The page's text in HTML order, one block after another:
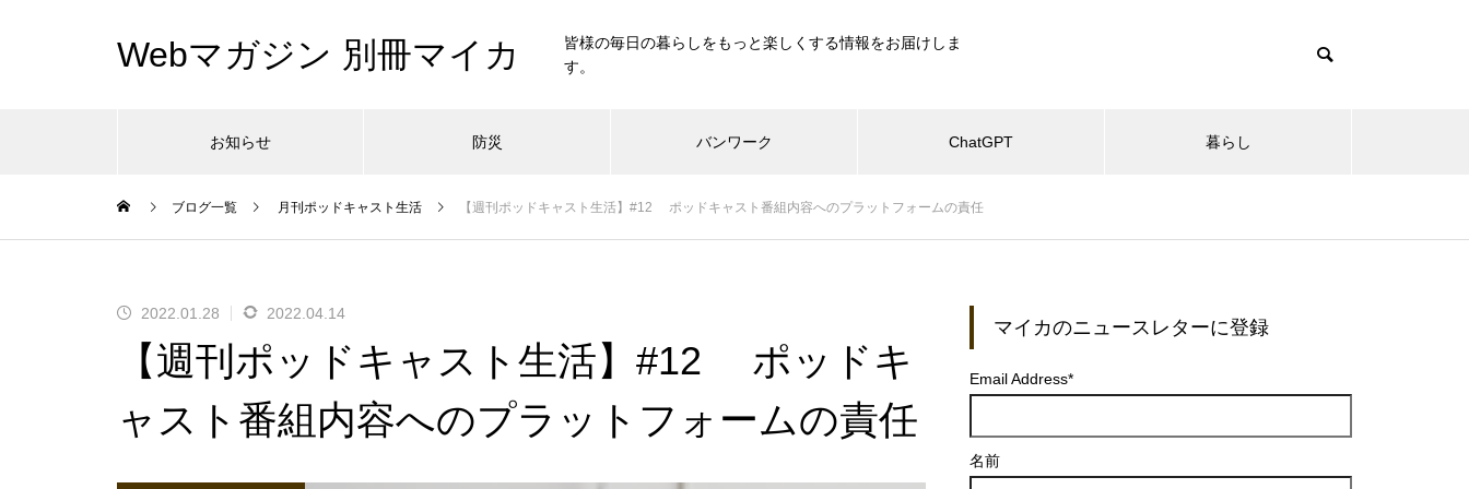
Webマガジン 別冊マイカ
皆様の毎日の暮らしをもっと楽しくする情報をお届けしま
す。
お知らせ 防災 バンワーク ChatGPT 暮らし
ブログ一覧 月刊ポッドキャスト生活 【週刊ポッドキャスト生活】#12 ポッドキャスト番組内容へのプラットフォームの責任
2022.01.28 2022.04.14
【週刊ポッドキャスト生活】#12 ポッドキ
ャスト番組内容へのプラットフォームの責任
マイカのニュースレターに登録
Email Address*
名前